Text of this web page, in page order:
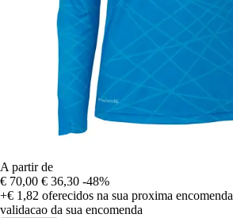
A partir de
€ 70,00 € 36,30 -48%
+€ 1,82 oferecidos na sua proxima encomenda
validacao da sua encomenda